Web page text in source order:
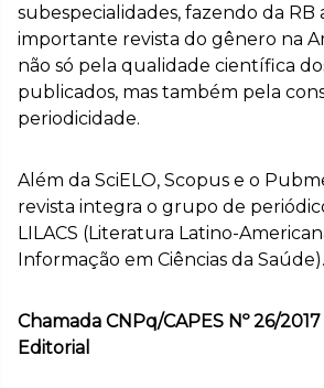
subespecialidades, fazendo da RB
importante revista do gênero na
não só pela qualidade científica
publicados, mas também pela
periodicidade.
Além da SciELO, Scopus e o
revista integra o grupo de
LILACS (Literatura Latino-
Informação em Ciências da Saúde).
Chamada CNPq/CAPES Nº 26/
Editorial